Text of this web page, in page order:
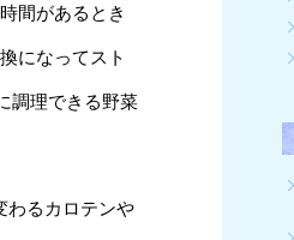
間があるとき
になってスト
調理できる野菜
わるカロテンや